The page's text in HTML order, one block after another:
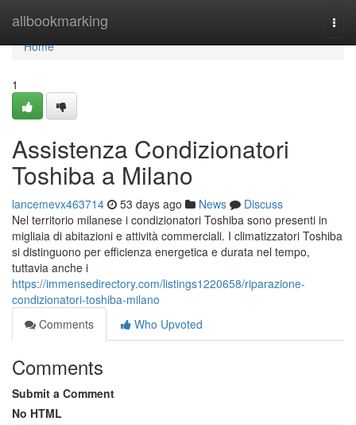
allbookmarking
Home
Home
1
Assistenza Condizionatori
Toshiba a Milano
lancemevx463714 53 days ago News
Discuss
Nel territorio milanese i condizionatori Toshiba sono presenti in
migliaia di abitazioni e attività commerciali. I climatizzatori Toshiba
si distinguono per efficienza energetica e durata nel tempo,
tuttavia anche i
https://immensedirectory.com/listings1220658/riparazione-
condizionatori-toshiba-milano
Comments
Who Upvoted
Comments
Submit a Comment
No HTML